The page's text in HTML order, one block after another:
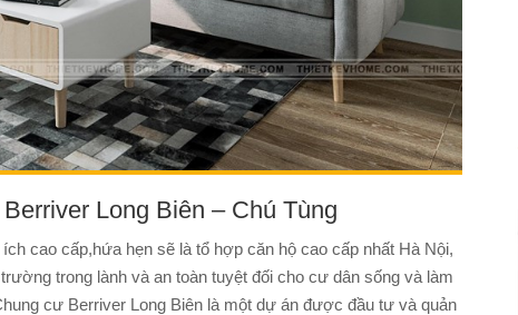
Long Biên – Chú Tùng
cao cấp,hứa hẹn sẽ là tổ hợp căn hộ cao cấp nhất Hà Nội,
trong lành và an toàn tuyệt đối cho cư dân sống và làm
cư Berriver Long Biên là một dự án được đầu tư và quản